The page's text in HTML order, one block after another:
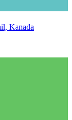
Kanada